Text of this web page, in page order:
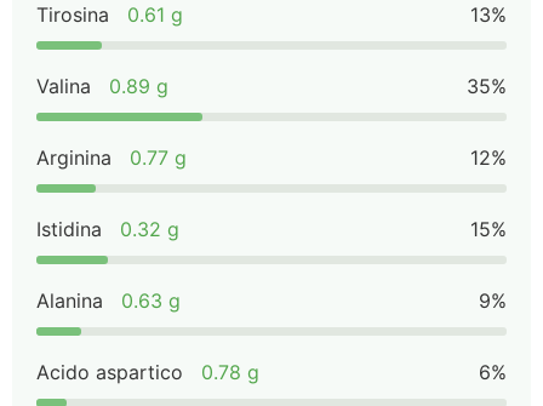
Tirosina 0.61 g 13%
Valina 0.89 g 35%
Arginina 0.77 g 12%
Istidina 0.32 g 15%
Alanina 0.63 g 9%
Acido aspartico 0.78 g 6%